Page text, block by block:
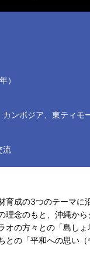
）
ンボジア、東ティモ
流
育成の3つのテーマに
理念のもと、沖縄か
オの方々との「島し
との「平和への思い